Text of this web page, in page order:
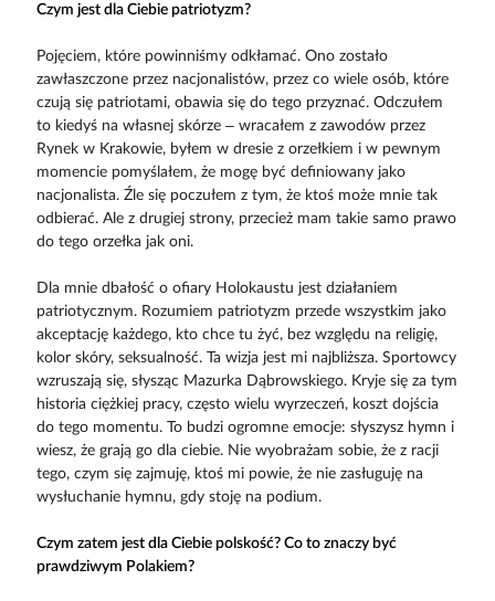
Czym jest dla Ciebie patriotyzm?
Pojęciem, które powinniśmy odkłamać. Ono zostało
zawłaszczone przez nacjonalistów, przez co wiele osób, które
czują się patriotami, obawia się do tego przyznać. Odczułem
to kiedyś na własnej skórze – wracałem z zawodów przez
Rynek w Krakowie, byłem w dresie z orzełkiem i w pewnym
momencie pomyślałem, że mogę być definiowany jako
nacjonalista. Źle się poczułem z tym, że ktoś może mnie tak
odbierać. Ale z drugiej strony, przecież mam takie samo prawo
do tego orzełka jak oni.
Dla mnie dbałość o ofiary Holokaustu jest działaniem
patriotycznym. Rozumiem patriotyzm przede wszystkim jako
akceptację każdego, kto chce tu żyć, bez względu na religię,
kolor skóry, seksualność. Ta wizja jest mi najbliższa. Sportowcy
wzruszają się, słysząc Mazurka Dąbrowskiego. Kryje się za tym
historia ciężkiej pracy, często wielu wyrzeczeń, koszt dojścia
do tego momentu. To budzi ogromne emocje: słyszysz hymn i
wiesz, że grają go dla ciebie. Nie wyobrażam sobie, że z racji
tego, czym się zajmuję, ktoś mi powie, że nie zasługuję na
wysłuchanie hymnu, gdy stoję na podium.
Czym zatem jest dla Ciebie polskość? Co to znaczy być
prawdziwym Polakiem?